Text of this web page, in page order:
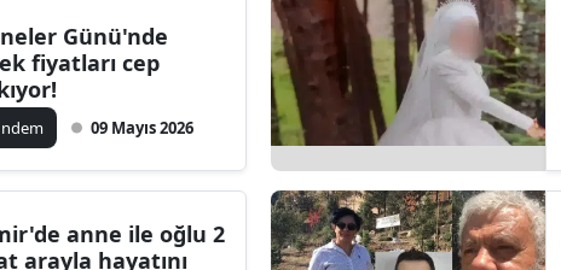
Çorum
Diyarbakır
Edirne
Elazığ
Günü'nde
fiyatları cep
09 Mayıs 2026
anne ile oğlu 2
arayla hayatını